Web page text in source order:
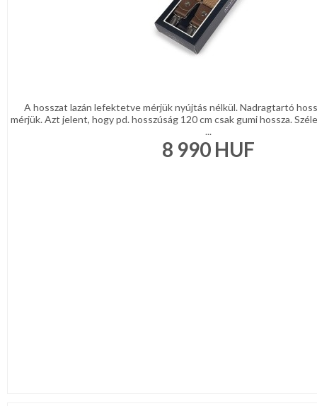
A hosszat lazán lefektetve mérjük nyújtás nélkül. Nadragtartó
mérjük. Azt jelent, hogy pd. hosszúság 120 cm csak gumi hossza.
...
8 990 HUF